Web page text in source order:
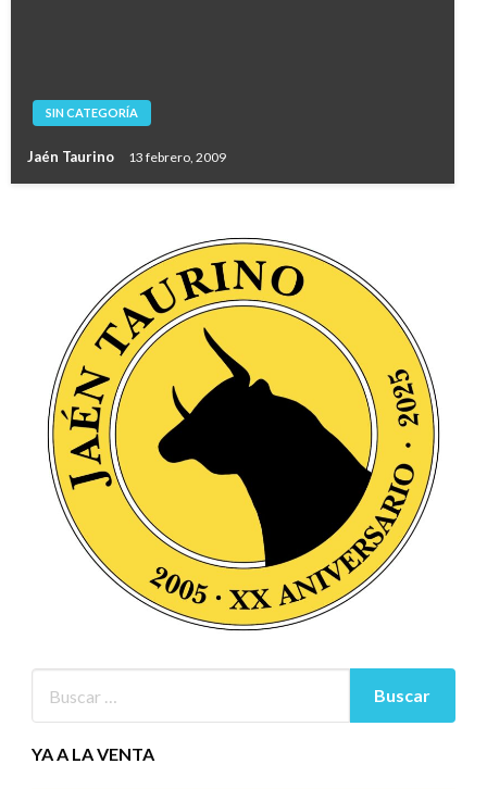
SIN CATEGORÍA
Jaén Taurino 13 febrero, 2009
YA A LA VENTA